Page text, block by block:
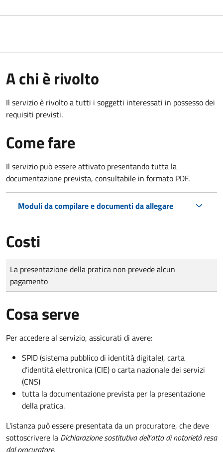
A chi è rivolto
Il servizio è rivolto a tutti i soggetti interessati in possesso dei
requisiti previsti.
Come fare
Il servizio può essere attivato presentando tutta la
documentazione prevista, consultabile in formato PDF.
Moduli da compilare e documenti da allegare
Costi
Tipo di pagamento
Importo
La presentazione della pratica non prevede alcun
pagamento
Cosa serve
Per accedere al servizio, assicurati di avere:
SPID (sistema pubblico di identità digitale), carta
d’identità elettronica (CIE) o carta nazionale dei servizi
(CNS)
tutta la documentazione prevista per la presentazione
della pratica.
L'istanza può essere presentata da un procuratore, che deve
sottoscrivere la Dichiarazione sostitutiva dell'atto di notorietà resa
dal procuratore.